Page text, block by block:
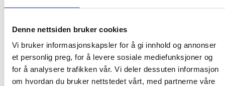
Denne nettsiden bruker cookies
Vi bruker informasjonskapsler for å gi innhold og annonser
et personlig preg, for å levere sosiale mediefunksjoner og
for å analysere trafikken vår. Vi deler dessuten informasjon
om hvordan du bruker nettstedet vårt, med partnerne våre
20:00 - 21:00
Bruk denne linken for å melde deg
på webinaret:
https://forms.office.com/e/